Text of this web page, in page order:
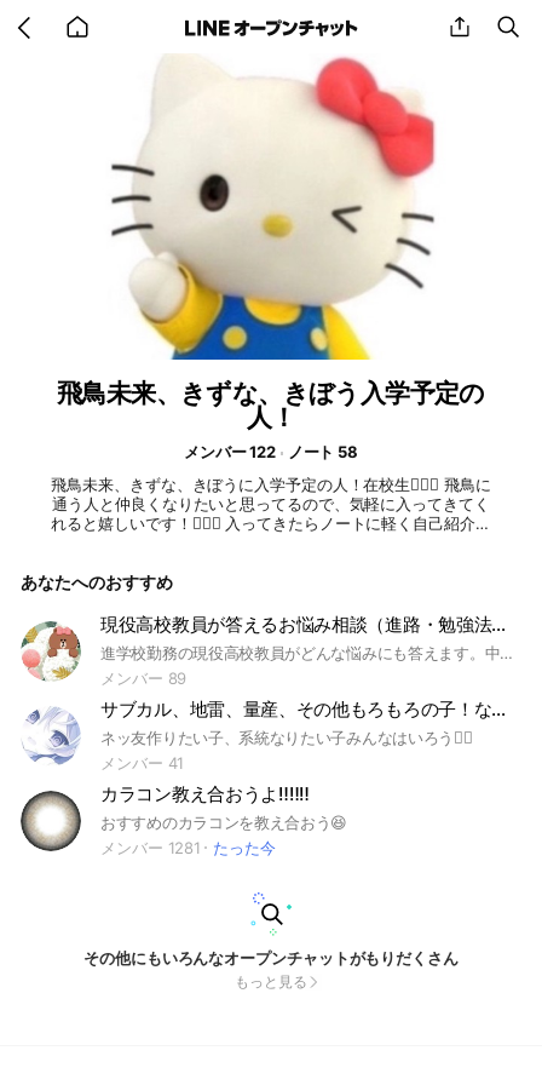
back share
飛鳥未来、きずな、きぼう入学予定の
人！
メンバー 122
ノート 58
飛鳥未来、きずな、きぼうに入学予定の人！在校生🙆🏻‍♀️ 飛鳥に
通う人と仲良くなりたいと思ってるので、気軽に入ってきてく
れると嬉しいです！🙇🏻‍♀️ 入ってきたらノートに軽く自己紹介書
あなたへのおすすめ
現役高校教員が答えるお悩み相談（進路・勉強法・不安なこと）
進学校勤務の現役高校教員がどんな悩みにも答えます。中高生でも保護者の方でも大丈夫です。教職員の働き方の悩みも受け付けます。お気軽にどうぞ！ #悩み相談 #中高生 #進路
メンバー 89
サブカル、地雷、量産、その他もろもろの子！なりたい子！集まろう〜！
ネッ友作りたい子、系統なりたい子みんなはいろう🙆‍♀️
メンバー 41
カラコン教え合おうよ‼️‼️‼️
おすすめのカラコンを教え合おう😆
メンバー 1281
たった今
その他にもいろんなオープンチャットがもりだくさん
もっと見る